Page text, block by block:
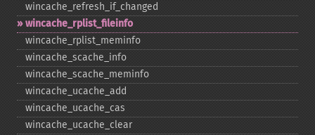
wincache_​refresh_​if_​changed
wincache_​rplist_​fileinfo
wincache_​rplist_​meminfo
wincache_​scache_​info
wincache_​scache_​meminfo
wincache_​ucache_​add
wincache_​ucache_​cas
wincache_​ucache_​clear